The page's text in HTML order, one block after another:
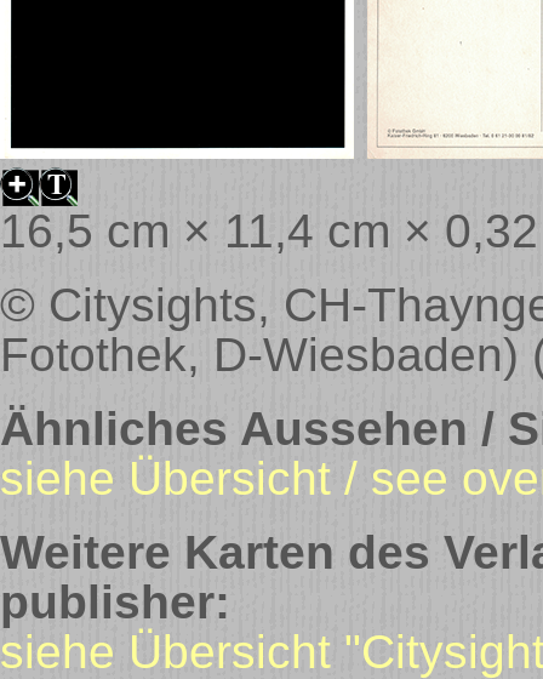
16,5 cm × 11,4 cm ×
© Citysights, CH-
Fotothek, D-Wiesbaden)
Ähnliches Aussehen /
siehe Übersicht / see
Weitere Karten des
publisher:
siehe Übersicht